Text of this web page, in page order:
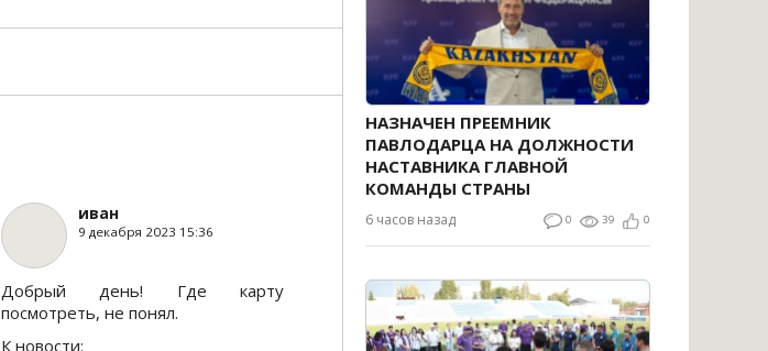
НАЗНАЧЕН ПРЕЕМНИК
ПАВЛОДАРЦА НА ДОЛЖНОСТИ
НАСТАВНИКА ГЛАВНОЙ
КОМАНДЫ СТРАНЫ
6 часов назад 0 39 0
иван
9 декабря 2023 15:36
Добрый день! Где карту
посмотреть, не понял.
К новости: